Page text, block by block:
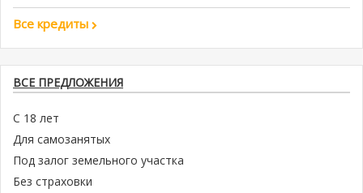
Все кредиты
ВСЕ ПРЕДЛОЖЕНИЯ
С 18 лет
Для самозанятых
Под залог земельного участка
Без страховки